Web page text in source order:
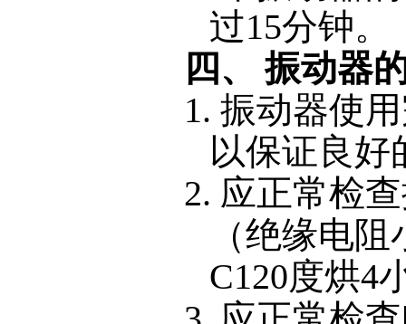
过15分钟。
四、
振动器
1. 振动器使
以保证良好
2. 应正常检
（绝缘电阻
C120度烘4